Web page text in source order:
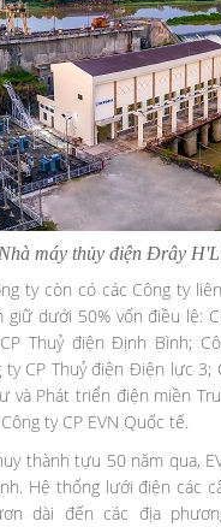
Nhà máy thủy điện Đrây
ty còn có các Công ty
giữ dưới 50% vốn điều lệ:
Thuỷ điện Định Bình;
ty CP Thuỷ điện Điện lực 3;
và Phát triển điện miền
ty CP EVN Quốc tế.
thành tựu 50 năm qua,
Hệ thống lưới điện các
dài đến các địa